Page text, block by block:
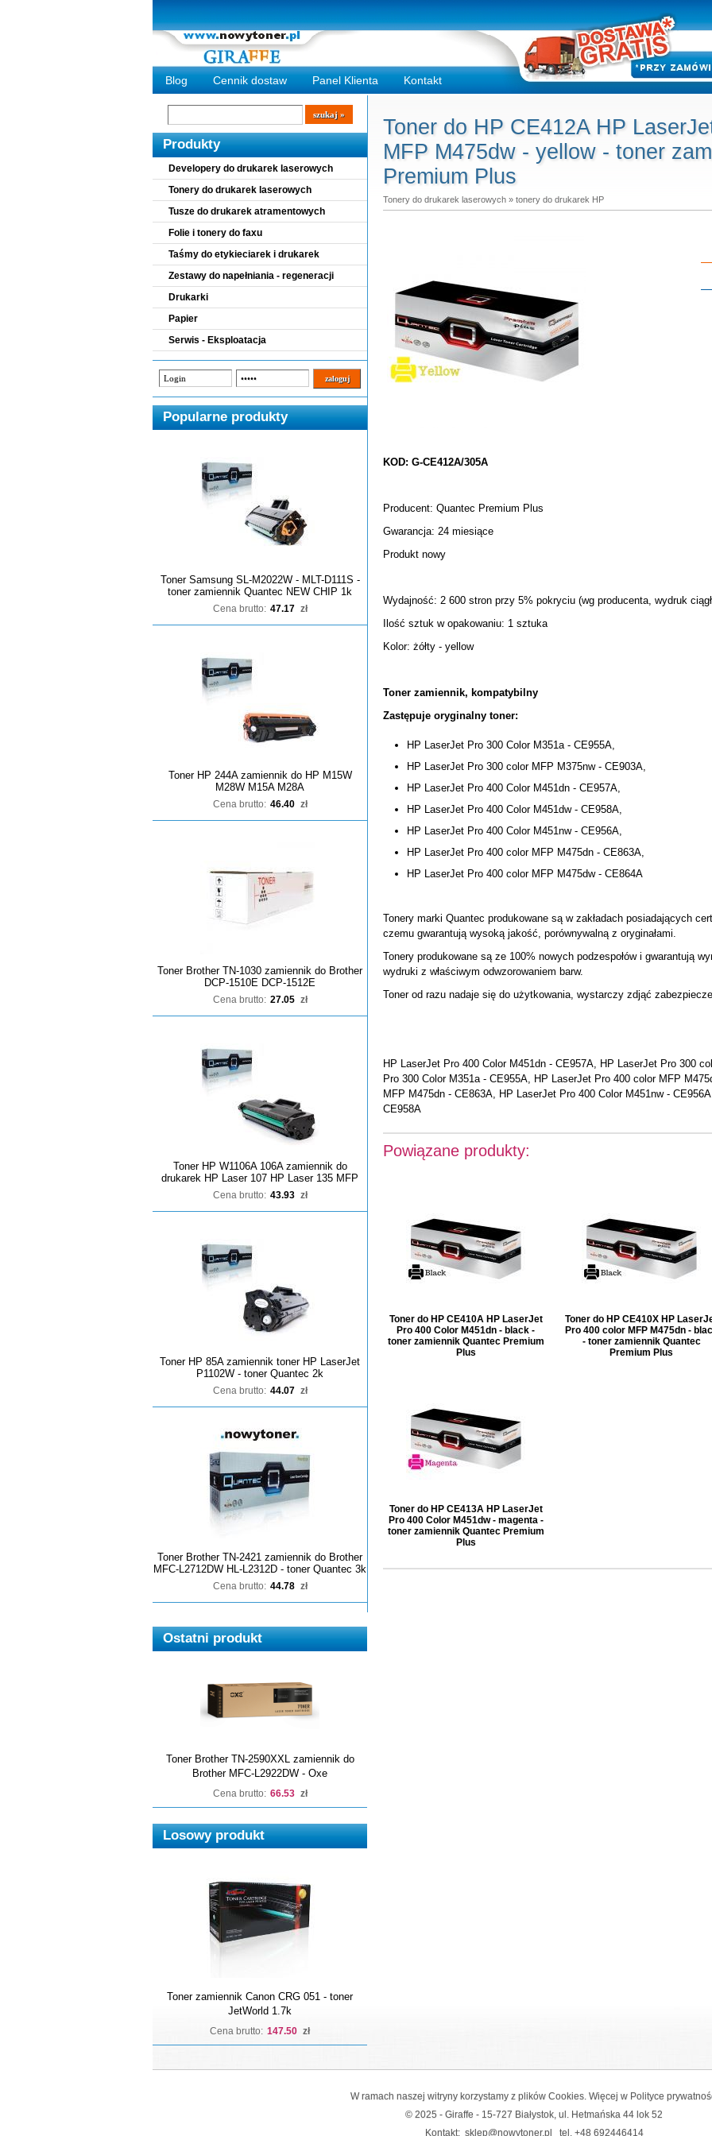
Blog Cennik dostaw Panel Klienta Kontakt
Wyszukiwarka
szukaj
Produkty
Developery do drukarek laserowych
Tonery do drukarek laserowych
Tusze do drukarek atramentowych
Folie i tonery do faxu
Taśmy do etykieciarek i drukarek
Zestawy do napełniania - regeneracji
Drukarki
Papier
Serwis - Eksploatacja
Popularne produkty
Toner Samsung SL-M2022W - MLT-D111S -
toner zamiennik Quantec NEW CHIP 1k
Cena brutto: 47.17 zł
Toner HP 244A zamiennik do HP M15W
M28W M15A M28A
Cena brutto: 46.40 zł
Toner Brother TN-1030 zamiennik do Brother
DCP-1510E DCP-1512E
Cena brutto: 27.05 zł
Toner HP W1106A 106A zamiennik do
drukarek HP Laser 107 HP Laser 135 MFP
Cena brutto: 43.93 zł
Toner HP 85A zamiennik toner HP LaserJet
P1102W - toner Quantec 2k
Cena brutto: 44.07 zł
Toner Brother TN-2421 zamiennik do Brother
MFC-L2712DW HL-L2312D - toner Quantec 3k
Cena brutto: 44.78 zł
Ostatni produkt
Toner Brother TN-2590XXL zamiennik do
Brother MFC-L2922DW - Oxe
Cena brutto: 66.53 zł
Losowy produkt
Toner zamiennik Canon CRG 051 - toner
JetWorld 1.7k
Cena brutto: 147.50 zł
Toner do HP CE412A HP
MFP M475dw - yellow - toner
Premium Plus
Tonery do drukarek laserowych » tonery do drukarek HP
KOD: G-CE412A/305A
Producent: Quantec Premium Plus
Gwarancja: 24 miesiące
Produkt nowy
Wydajność: 2 600 stron przy 5% pokryciu (wg producenta, wydruk
Ilość sztuk w opakowaniu: 1 sztuka
Kolor: żółty - yellow
Toner zamiennik, kompatybilny
Zastępuje oryginalny toner:
HP LaserJet Pro 300 Color M351a - CE955A,
HP LaserJet Pro 300 color MFP M375nw - CE903A,
HP LaserJet Pro 400 Color M451dn - CE957A,
HP LaserJet Pro 400 Color M451dw - CE958A,
HP LaserJet Pro 400 Color M451nw - CE956A,
HP LaserJet Pro 400 color MFP M475dn - CE863A,
HP LaserJet Pro 400 color MFP M475dw - CE864A
Tonery marki Quantec produkowane są w zakładach posiadających
czemu gwarantują wysoką jakość, porównywalną z oryginałami.
Tonery produkowane są ze 100% nowych podzespołów i gwarantują
wydruki z właściwym odwzorowaniem barw.
Toner od razu nadaje się do użytkowania, wystarczy zdjąć
HP LaserJet Pro 400 Color M451dn - CE957A, HP LaserJet Pro 300
Pro 300 Color M351a - CE955A, HP LaserJet Pro 400 color MFP
MFP M475dn - CE863A, HP LaserJet Pro 400 Color M451nw -
CE958A
Powiązane produkty:
Toner do HP CE410A HP LaserJet
Pro 400 Color M451dn - black -
toner zamiennik Quantec Premium
Plus
Toner do HP CE410X HP
Pro 400 color MFP M475dn -
- toner zamiennik Quantec
Premium Plus
Toner do HP CE413A HP LaserJet
Pro 400 Color M451dw - magenta -
toner zamiennik Quantec Premium
Plus
W ramach naszej witryny korzystamy z plików Cookies. Więcej w Polityce
© 2025 - Giraffe - 15-727 Białystok, ul. Hetmańska 44 lok 52
Kontakt: sklep@nowytoner.pl tel. +48 692446414